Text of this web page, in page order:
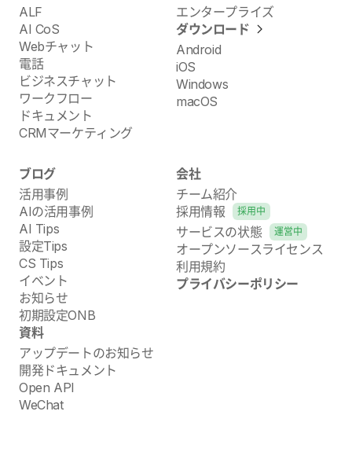
ALF
AI CoS
Webチャット
電話
ビジネスチャット
ワークフロー
ドキュメント
CRMマーケティング
エンタープライズ
ダウンロード
Android
iOS
Windows
macOS
ブログ
活用事例
AIの活用事例
AI Tips
設定Tips
CS Tips
イベント
お知らせ
初期設定ONB
資料
アップデートのお知らせ
開発ドキュメント
Open API
WeChat
会社
チーム紹介
採用情報
採用中
サービスの状態 運営中
オープンソースライセンス
利用規約
プライバシーポリシー